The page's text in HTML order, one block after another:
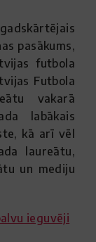
pasākums,
futbola
Futbola
vakarā
labākais
kā arī vēl
laureātu,
un mediju
ieguvēji